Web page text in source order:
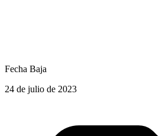
Fecha Baja
24 de julio de 2023